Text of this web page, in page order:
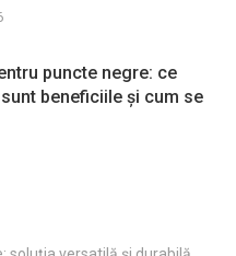
puncte negre: ce
beneficiile și cum se